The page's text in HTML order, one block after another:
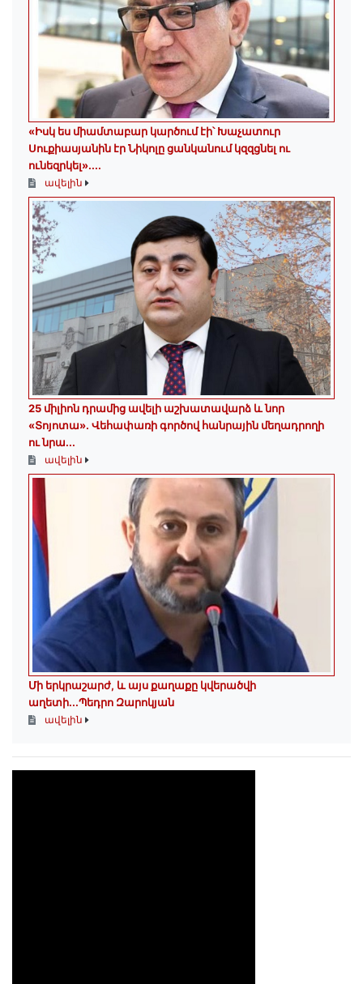
«Իսկ ես միամտաբար կարծում էի՝ Խաչատուր
Սուքիասյանին էր Նիկոլը ցանկանում կզզցնել ու
ունեզրկել»․...
ավելին
25 միլիոն դրամից ավելի աշխատավարձ և նոր
«Տոյոտա»․ Վեհափառի գործով հանրային մեղադրողի
ու նրա...
ավելին
Մի երկրաշարժ, և այս քաղաքը կվերածվի
աղետի...Պեդրո Զարոկյան
ավելին